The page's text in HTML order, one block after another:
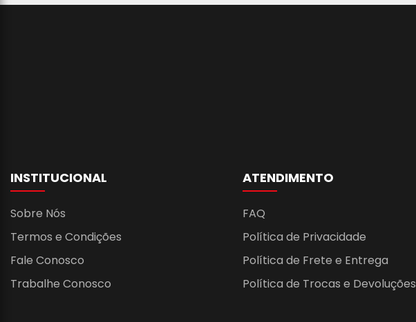
INSTITUCIONAL
Sobre Nós
Termos e Condições
Fale Conosco
Trabalhe Conosco
ATENDIMENTO
FAQ
Política de Privacidade
Política de Frete e Entrega
Política de Trocas e Devoluções